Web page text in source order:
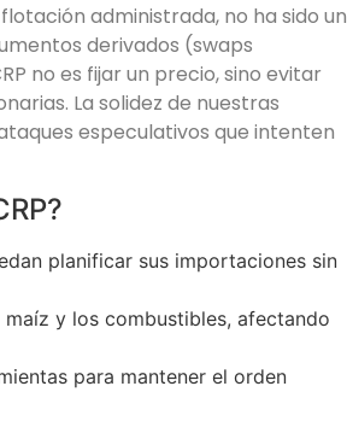
administrada, no ha sido un
derivados (swaps
no es fijar un precio, sino evitar
La solidez de nuestras
especulativos que intenten
planificar sus importaciones sin
y los combustibles, afectando
para mantener el orden